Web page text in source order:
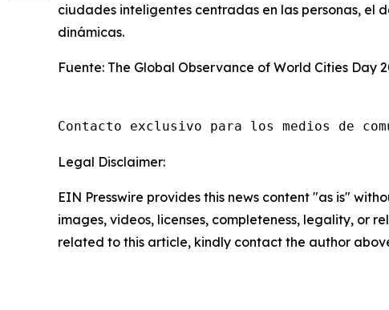
ciudades inteligentes centradas en las personas,
dinámicas.
Fuente: The Global Observance of World Cities Day
Contacto exclusivo para los medios de
Legal Disclaimer:
EIN Presswire provides this news content "as is"
images, videos, licenses, completeness, legality, or
related to this article, kindly contact the author